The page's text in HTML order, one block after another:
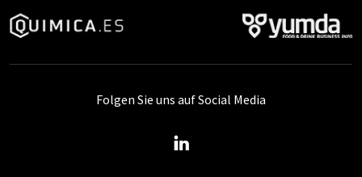
Folgen Sie uns auf Social Media